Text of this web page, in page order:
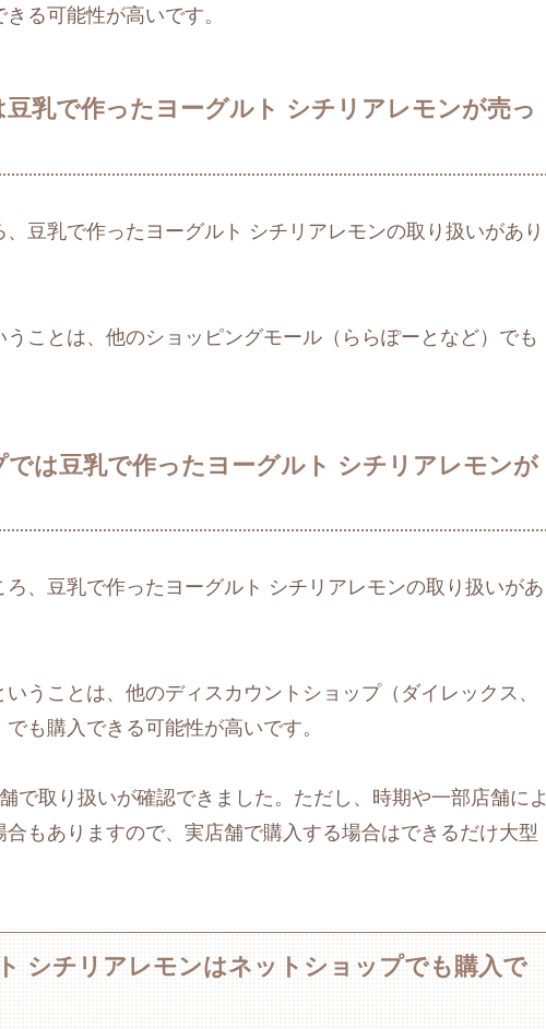
る可能性が高いです。
乳で作ったヨーグルト シチリアレモンが売っ
豆乳で作ったヨーグルト シチリアレモンの取り扱いがあり
ことは、他のショッピングモール（ららぽーとなど）でも
は豆乳で作ったヨーグルト シチリアレモンが
ろ、豆乳で作ったヨーグルト シチリアレモンの取り扱いがあ
うことは、他のディスカウントショップ（ダイレックス、
も購入できる可能性が高いです。
で取り扱いが確認できました。ただし、時期や一部店舗によ
もありますので、実店舗で購入する場合はできるだけ大型
シチリアレモンはネットショップでも購入で